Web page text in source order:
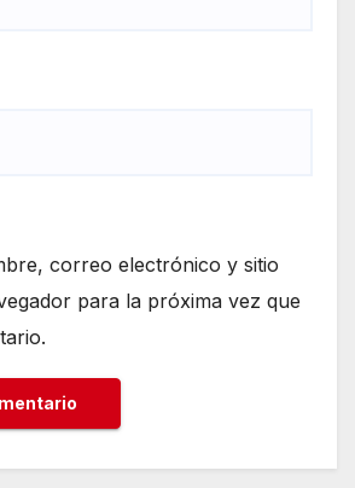
correo electrónico y sitio
para la próxima vez que